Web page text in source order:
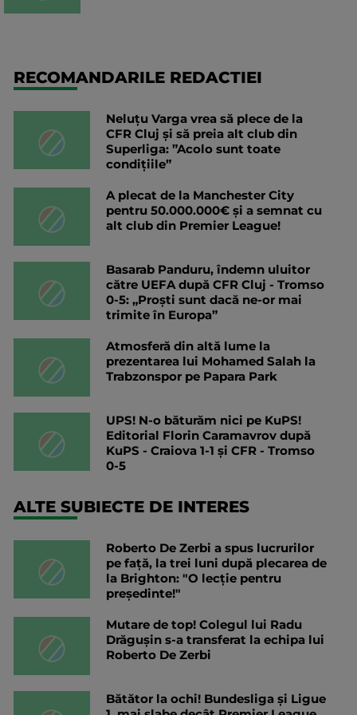
RECOMANDARILE REDACTIEI
Neluțu Varga vrea să plece de la
CFR Cluj și să preia alt club din
Superliga: ”Acolo sunt toate
condițiile”
A plecat de la Manchester City
pentru 50.000.000€ și a semnat cu
alt club din Premier League!
Basarab Panduru, îndemn uluitor
către UEFA după CFR Cluj - Tromso
0-5: „Proști sunt dacă ne-or mai
trimite în Europa”
Atmosferă din altă lume la
prezentarea lui Mohamed Salah la
Trabzonspor pe Papara Park
UPS! N-o băturăm nici pe KuPS!
Editorial Florin Caramavrov după
KuPS - Craiova 1-1 și CFR - Tromso
0-5
ALTE SUBIECTE DE INTERES
Roberto De Zerbi a spus lucrurilor
pe față, la trei luni după plecarea de
la Brighton: "O lecție pentru
președinte!"
Mutare de top! Colegul lui Radu
Drăgușin s-a transferat la echipa lui
Roberto De Zerbi
Bătător la ochi! Bundesliga și Ligue